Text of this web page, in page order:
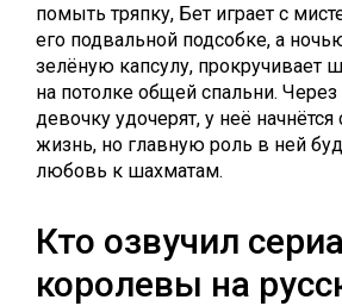
помыть тряпку, Бет играет с
его подвальной подсобке, а
зелёную капсулу, прокручивает
на потолке общей спальни.
девочку удочерят, у неё
жизнь, но главную роль в ней
любовь к шахматам.
Кто озвучил
королевы на